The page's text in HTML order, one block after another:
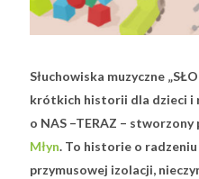
Słuchowiska muzyczne
krótkich historii dla dzieci i
o NAS –TERAZ – stworzony
Młyn. To historie o radzeniu
przymusowej izolacji,